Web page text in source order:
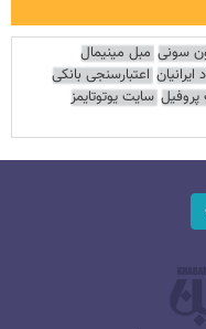
سونی مبل مینیمال
اعتبارسنجی بانکی
سایت یوتوتایمز